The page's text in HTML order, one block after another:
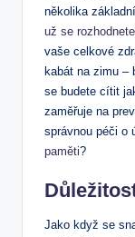
několika
už se
vaše celkové
kabát na zimu –
se budete cítit
zaměřuje na
správnou péči o
paměti?
Jako když se